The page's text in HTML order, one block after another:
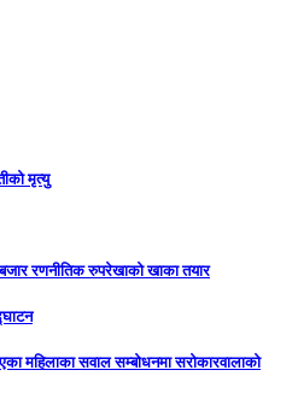
मृत्यु
रणनीतिक रुपरेखाको खाका तयार
महिलाका सवाल सम्बोधनमा सरोकारवालाको